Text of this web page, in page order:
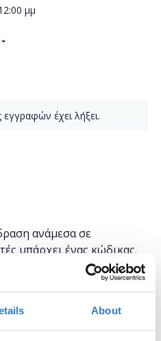
About
μμ
έχει λήξει.
ανάμεσα σε
υπάρχει ένας κώδικας.
παντού και είναι
όχι μόνο
που του παρέχει η